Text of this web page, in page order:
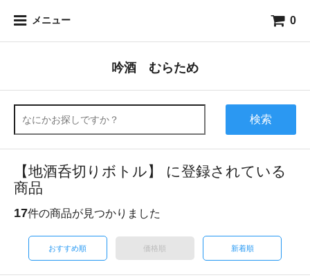
メニュー 0
吟酒 むらため
検索
【地酒呑切りボトル】 に登録されている
商品
17件の商品が見つかりました
おすすめ順 価格順 新着順